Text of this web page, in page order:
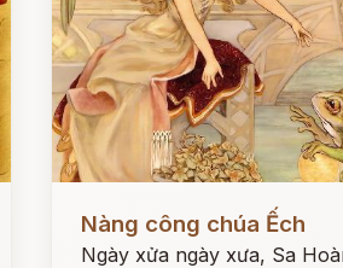
Nàng công chúa Ếch
Ngày xửa ngày xưa, Sa